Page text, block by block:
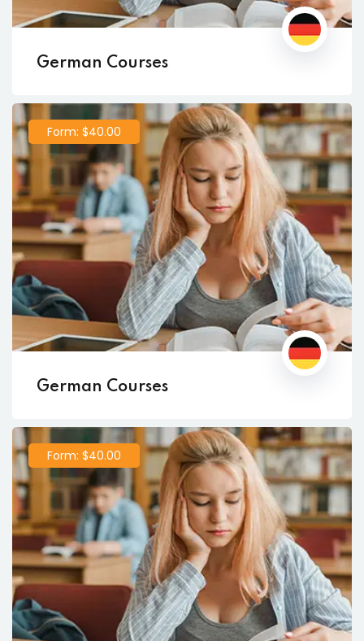
German Courses
Form: $40.00
German Courses
Form: $40.00